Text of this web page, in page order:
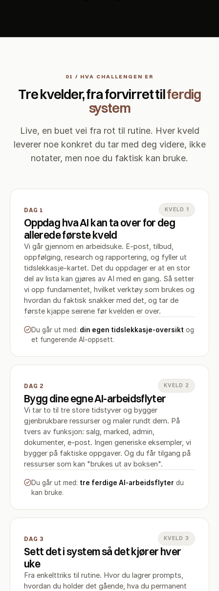
01 / HVA CHALLENGEN ER
Tre kvelder, fra forvirret tilferdig
system
Live, en buet vei fra rot til rutine. Hver kveld
leverer noe konkret du tar med deg videre, ikke
notater, men noe du faktisk kan bruke.
DAG 1 KVELD 1
Oppdag hva AI kan ta over for deg
allerede første kveld
Vi går gjennom en arbeidsuke. E-post, tilbud,
oppfølging, research og rapportering, og fyller ut
tidslekkasje-kartet. Det du oppdager er at en stor
del av lista kan gjøres av AI med en gang. Så setter
vi opp fundamentet, hvilket verktøy som brukes og
hvordan du faktisk snakker med det, og tar de
første kjappe seirene før kvelden er over.
Du går ut med: din egen tidslekkasje-oversikt og
et fungerende AI-oppsett.
DAG 2 KVELD 2
Bygg dine egne AI-arbeidsflyter
Vi tar to til tre store tidstyver og bygger
gjenbrukbare ressurser og maler rundt dem. På
tvers av funksjon: salg, marked, admin,
dokumenter, e-post. Ingen generiske eksempler, vi
bygger på faktiske oppgaver. Og du får tilgang på
ressurser som kan "brukes ut av boksen".
Du går ut med: tre ferdige AI-arbeidsflyter du
kan bruke.
DAG 3 KVELD 3
Sett det i system så det kjører hver
uke
Fra enkelttriks til rutine. Hvor du lagrer prompts,
hvordan du holder det gående, hva du permanent